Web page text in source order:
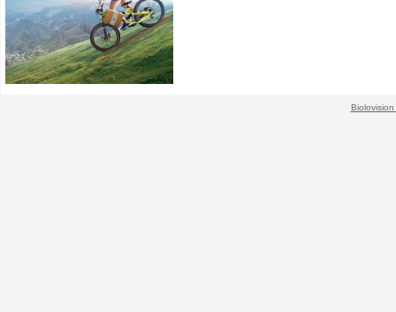
Biolovision